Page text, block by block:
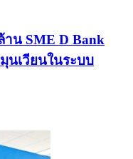
น SME D Bank
นเวียนในระบบ